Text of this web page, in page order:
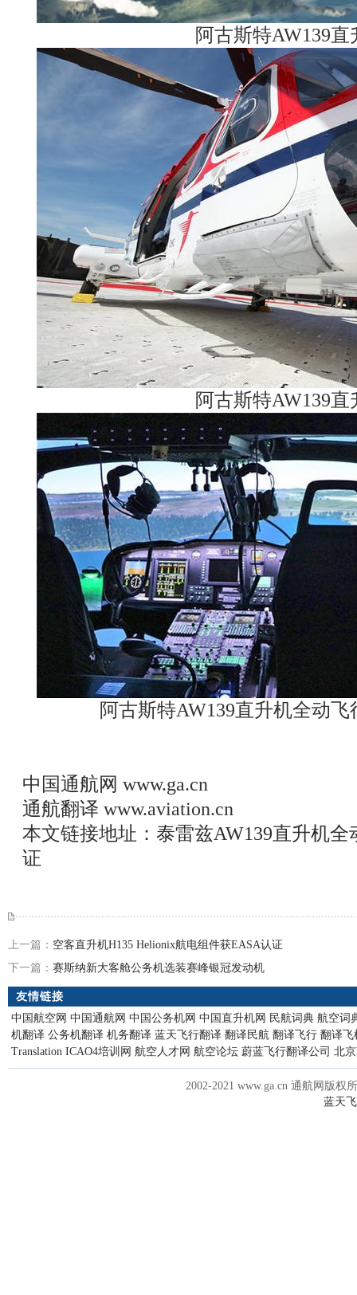
阿古斯特AW139直
阿古斯特AW139直
阿古斯特AW139直升机全动
中国通航网 www.ga.cn
通航翻译 www.aviation.cn
本文链接地址： 泰雷兹AW139直升机
证
上一篇： 空客直升机H135 Helionix航电组件获EASA认证
下一篇： 赛斯纳新大客舱公务机选装赛峰银冠发动机
友情链接
中国航空网 中国通航网 中国公务机网 中国直升机网 民航词典 航空词
机翻译 公务机翻译 机务翻译 蓝天飞行翻译 翻译民航 翻译飞行 翻译飞
Translation ICAO4培训网 航空人才网 航空论坛 蔚蓝飞行翻译公司 北
2002-2021 www.ga.cn 通航网版权
蓝天